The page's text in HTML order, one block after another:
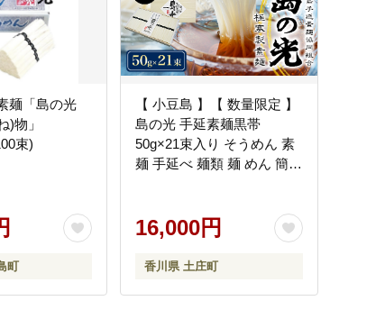
麺「島の光
)物」
束)
町
【 小豆島 】【 数量限定 】
島の光 手延素麺黒帯
50g×21束入り そうめん 素
麺 手延べ 麺類 麺 めん 簡単
土庄 土庄町
16,000円
香川県 土庄町